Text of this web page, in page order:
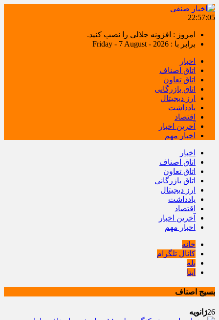
22:57:06
امروز : افزونه جلالی را نصب کنید.
برابر با : Friday - 7 August - 2026
اخبار
اتاق اصناف
اتاق تعاون
اتاق بازرگانی
ارز دیجیتال
یادداشت
اقتصاد
آخرین اخبار
اخبار مهم
اخبار
اتاق اصناف
اتاق تعاون
اتاق بازرگانی
ارز دیجیتال
یادداشت
اقتصاد
آخرین اخبار
اخبار مهم
خانه
کانال تلگرام
بله
ایتا
بسیج اصناف
26ژانویه